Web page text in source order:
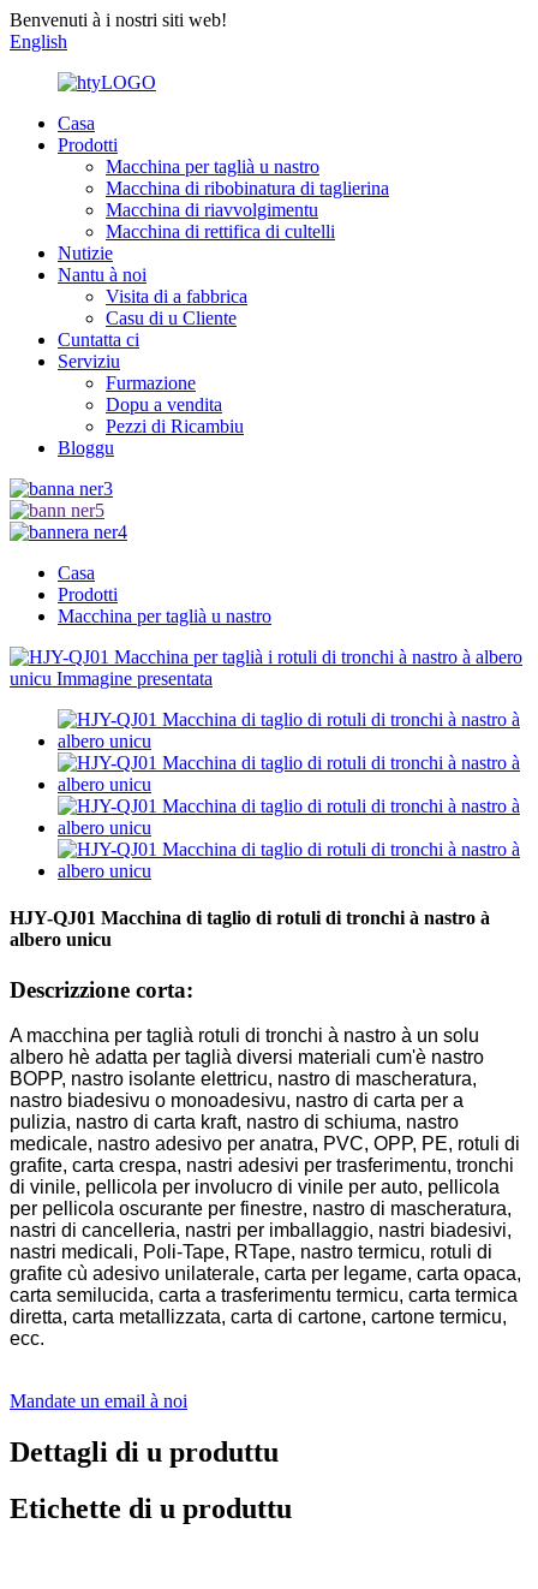
Benvenuti à i nostri siti web!
English
Casa
Prodotti
Macchina per taglià u nastro
Macchina di ribobinatura di taglierina
Macchina di riavvolgimentu
Macchina di rettifica di cultelli
Nutizie
Nantu à noi
Visita di a fabbrica
Casu di u Cliente
Cuntatta ci
Serviziu
Furmazione
Dopu a vendita
Pezzi di Ricambiu
Bloggu
Casa
Prodotti
Macchina per taglià u nastro
HJY-QJ01 Macchina di taglio di rotuli di tronchi à nastro à
albero unicu
Descrizzione corta:
A macchina per taglià rotuli di tronchi à nastro à un solu
albero hè adatta per taglià diversi materiali cum'è nastro
BOPP, nastro isolante elettricu, nastro di mascheratura,
nastro biadesivu o monoadesivu, nastro di carta per a
pulizia, nastro di carta kraft, nastro di schiuma, nastro
medicale, nastro adesivo per anatra, PVC, OPP, PE, rotuli di
grafite, carta crespa, nastri adesivi per trasferimentu, tronchi
di vinile, pellicola per involucro di vinile per auto, pellicola
per pellicola oscurante per finestre, nastro di mascheratura,
nastri di cancelleria, nastri per imballaggio, nastri biadesivi,
nastri medicali, Poli-Tape, RTape, nastro termicu, rotuli di
grafite cù adesivo unilaterale, carta per legame, carta opaca,
carta semilucida, carta a trasferimentu termicu, carta termica
diretta, carta metallizzata, carta di cartone, cartone termicu,
ecc.
Mandate un email à noi
Dettagli di u produttu
Etichette di u produttu